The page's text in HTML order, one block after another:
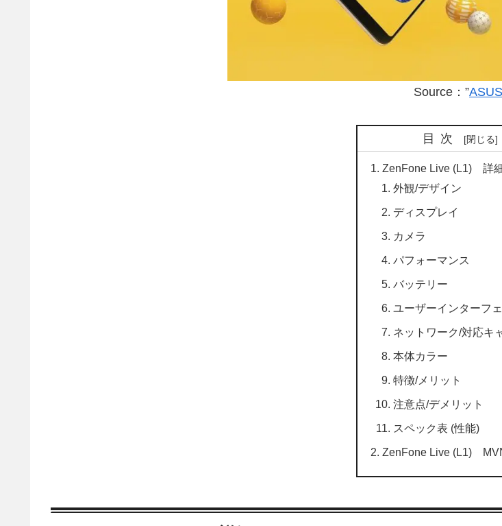
Source：”ASUS
目次
ZenFone Live (L1) 詳
外観/デザイン
ディスプレイ
カメラ
パフォーマンス
バッテリー
ユーザーインターフ
ネットワーク/対応キ
本体カラー
特徴/メリット
注意点/デメリット
スペック表 (性能)
ZenFone Live (L1)